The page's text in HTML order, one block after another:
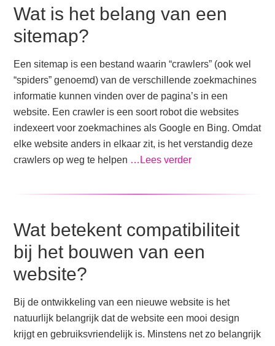
Wat is het belang van een
sitemap?
Een sitemap is een bestand waarin “crawlers” (ook wel
“spiders” genoemd) van de verschillende zoekmachines
informatie kunnen vinden over de pagina’s in een
website. Een crawler is een soort robot die websites
indexeert voor zoekmachines als Google en Bing. Omdat
elke website anders in elkaar zit, is het verstandig deze
crawlers op weg te helpen …Lees verder
Wat betekent compatibiliteit
bij het bouwen van een
website?
Bij de ontwikkeling van een nieuwe website is het
natuurlijk belangrijk dat de website een mooi design
krijgt en gebruiksvriendelijk is. Minstens net zo belangrijk